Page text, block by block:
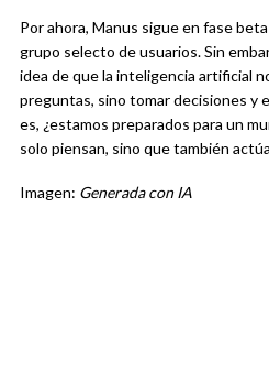
Por ahora, Manus sigue en fase
grupo selecto de usuarios. Sin
idea de que la inteligencia artificial
preguntas, sino tomar decisiones y
es, ¿estamos preparados para un
solo piensan, sino que también
Imagen: Generada con IA